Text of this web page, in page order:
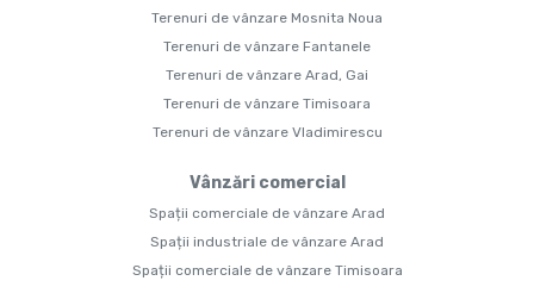
Terenuri de vânzare Mosnita Noua
Terenuri de vânzare Fantanele
Terenuri de vânzare Arad, Gai
Terenuri de vânzare Timisoara
Terenuri de vânzare Vladimirescu
Vânzări comercial
Spații comerciale de vânzare Arad
Spații industriale de vânzare Arad
Spații comerciale de vânzare Timisoara